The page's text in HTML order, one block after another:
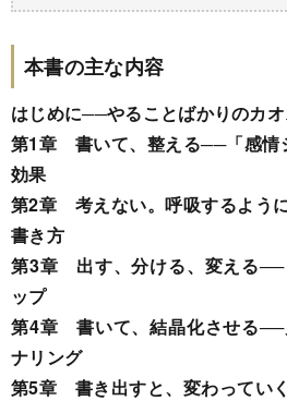
本書の主な内容
はじめに──やることばかりのカ
第1章 書いて、整える──「感情
効果
第2章 考えない。呼吸するよう
書き方
第3章 出す、分ける、変える──
ップ
第4章 書いて、結晶化させる──
ナリング
第5章 書き出すと、変わってい